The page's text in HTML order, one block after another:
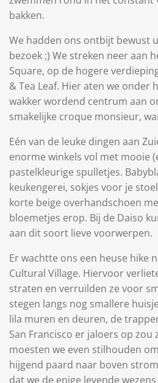
bakken.
We hadden ons ontbijt bewust
bezoek ;) We streken neer aan
Square, op de hogere
& Tea Leaf. Hier aten we onder
wakker wordend centrum aan
smakelijke croque monsieur,
Eén van de leuke dingen aan
enorme winkels vol met mooie
pastelkleurige spulletjes.
keukengerei, sokjes voor je
korte beige overhandschoen
bloemetjes erop. Bij de Daiso
aan dit soort lieve voorwerpen.
Er wachtte ons een heuse hike
Cultural Village. Hiervoor
straten en verruilden ze voor
stegen langs nog smallere
lila muren en deuren, de
San Francisco er jaloers op zou
moesten we even stilhouden
hijgend paard naar boven
dat we de enige levende